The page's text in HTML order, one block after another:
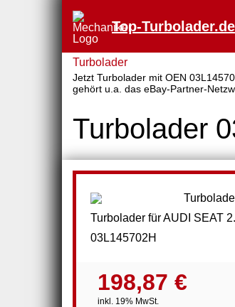
Top-Turbolader.de
Turbolader
Jetzt Turbolader mit OEN
gehört u.a. das eBay-Partner-
Turbolader
Turbolader für AUDI SEAT
03L145702H
198,87 €
inkl. 19% MwSt.